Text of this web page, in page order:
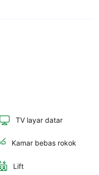
TV layar datar
Kamar bebas rokok
Lift